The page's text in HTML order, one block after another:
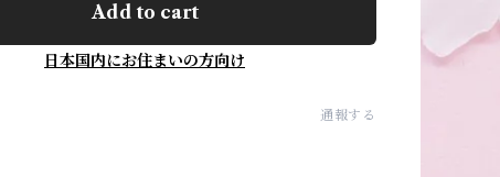
Add to cart
日本国内にお住まいの方向け
通報する